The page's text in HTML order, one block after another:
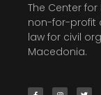
The Center
non-for-profit
law for civil
Macedonia.